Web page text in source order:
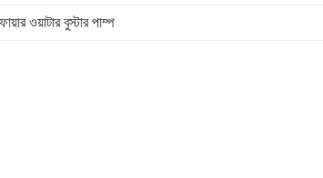
ওয়াটার বুস্টার পাম্প